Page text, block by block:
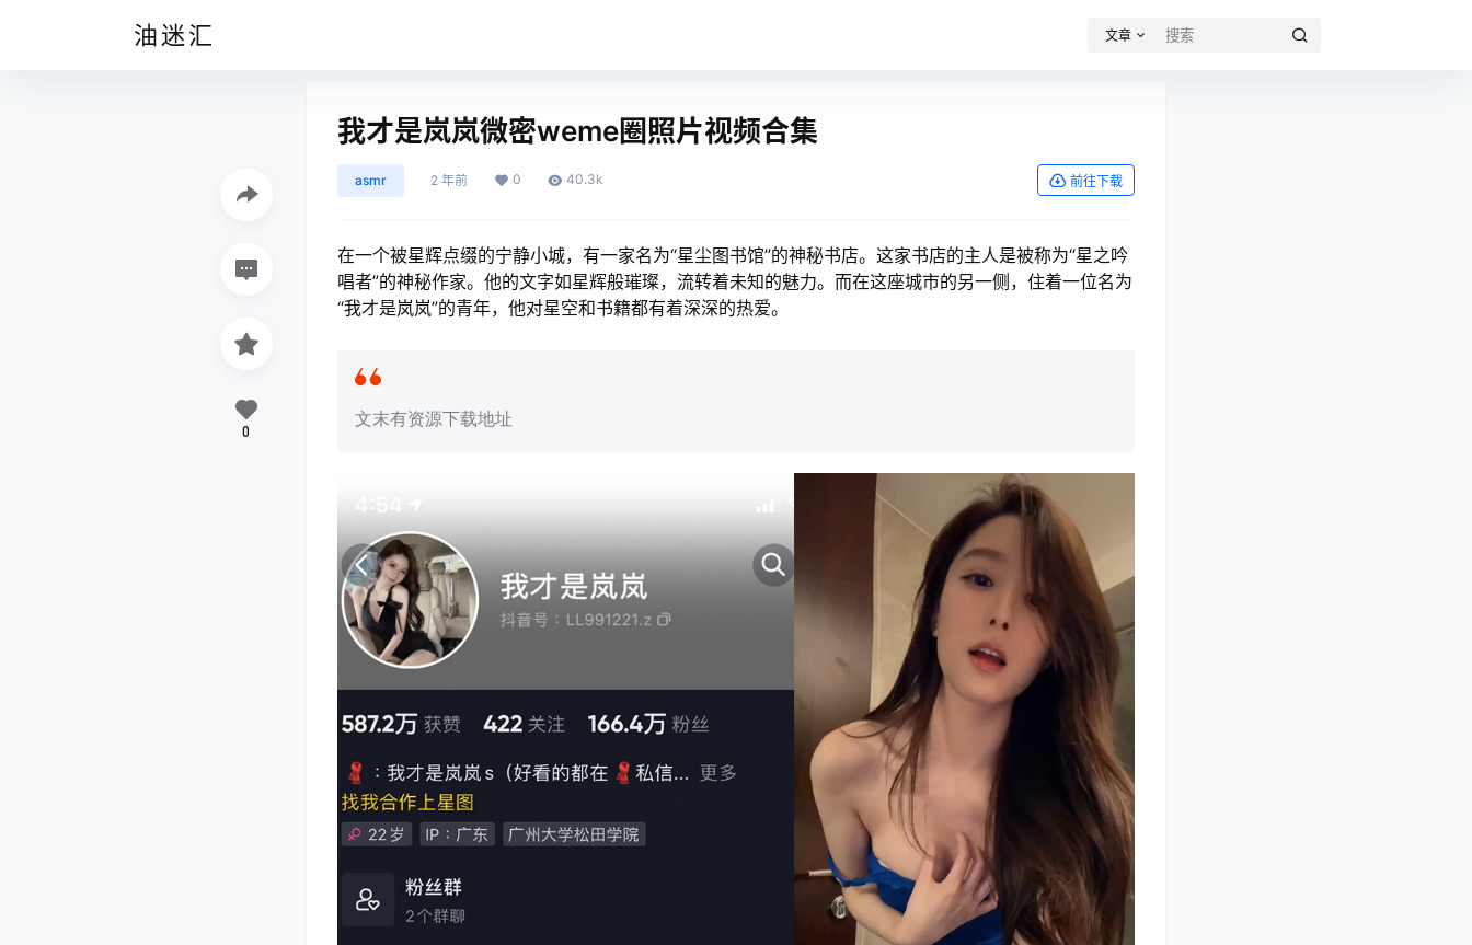
油迷汇 文章
我才是岚岚微密weme圈照片视频合集
asmr 2 年前 0 40.3k 前往下载
在一个被星辉点缀的宁静小城，有一家名为“星尘图书馆”的神秘书店。这家书店的主人是被称为“星之吟
唱者”的神秘作家。他的文字如星辉般璀璨，流转着未知的魅力。而在这座城市的另一侧，住着一位名为
“我才是岚岚”的青年，他对星空和书籍都有着深深的热爱。
文末有资源下载地址
0